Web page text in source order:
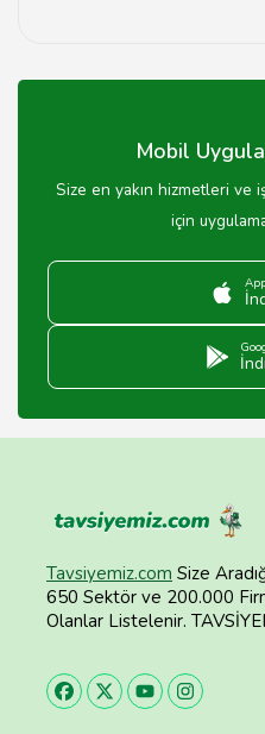
markasına göre değişiklik
Mobil
Size en yakın hizmetleri
için
Tavsiyemiz.com Size
650 Sektör ve 200.000
Olanlar Listelenir.